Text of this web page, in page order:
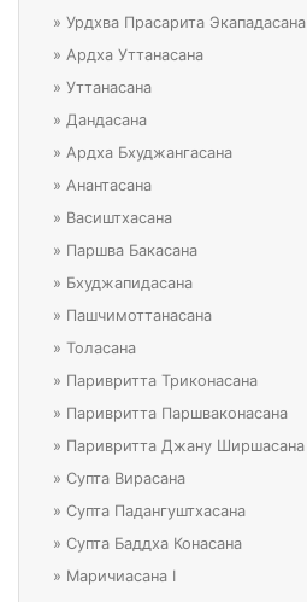
» Урдхва Прасарита Экападасана
» Ардха Уттанасана
» Уттанасана
» Дандасана
» Ардха Бхуджангасана
» Анантасана
» Васиштхасана
» Паршва Бакасана
» Бхуджапидасана
» Пашчимоттанасана
» Толасана
» Паривритта Триконасана
» Паривритта Паршваконасана
» Паривритта Джану Ширшасана
» Супта Вирасана
» Супта Падангуштхасана
» Супта Баддха Конасана
» Маричиасана I